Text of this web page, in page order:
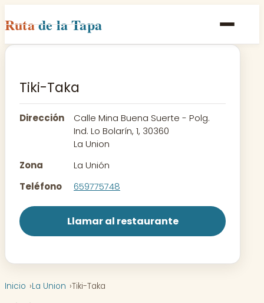
Rutade la Tapa
Inicio
Rutas
Contacto
Tiki-Taka
Dirección
Calle Mina Buena Suerte - Polg.
Ind. Lo Bolarín, 1, 30360
La Union
Zona
La Unión
Teléfono
659775748
Llamar al restaurante
Inicio La Union Tiki-Taka